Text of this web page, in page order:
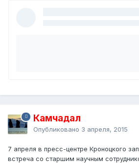
Камчадал
Опубликовано 3 апреля, 2015
7 апреля в пресс-центре Кроноцкого
встреча со старшим научным